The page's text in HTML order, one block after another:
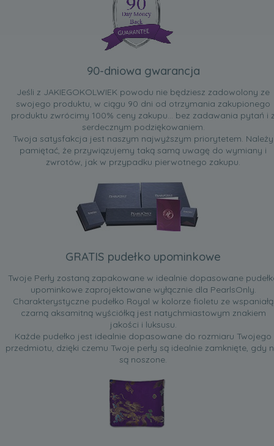
90-dniowa gwarancja
Jeśli z JAKIEGOKOLWIEK powodu nie będziesz zadowolony ze
swojego produktu, w ciągu 90 dni od otrzymania zakupionego
produktu zwrócimy 100% ceny zakupu... bez zadawania pytań i
serdecznym podziękowaniem.
Twoja satysfakcja jest naszym najwyższym priorytetem. Należy
pamiętać, że przywiązujemy taką samą uwagę do wymiany i
zwrotów, jak w przypadku pierwotnego zakupu.
GRATIS pudełko upominkowe
Twoje Perły zostaną zapakowane w idealnie dopasowane
upominkowe zaprojektowane wyłącznie dla PearlsOnly.
Charakterystyczne pudełko Royal w kolorze fioletu ze wspaniałą
czarną aksamitną wyściółką jest natychmiastowym znakiem
jakości i luksusu.
Każde pudełko jest idealnie dopasowane do rozmiaru Twojego
przedmiotu, dzięki czemu Twoje perły są idealnie zamknięte, gdy
są noszone.